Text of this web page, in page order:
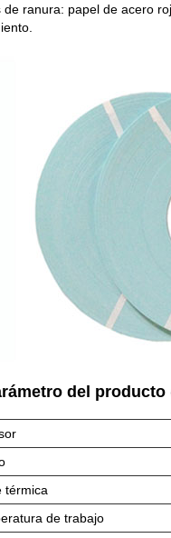
de ranura: papel de acero
del
térmica
de trabajo